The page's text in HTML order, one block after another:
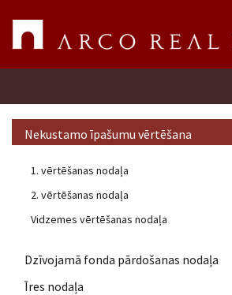
Novērtēt īpašumu
Pakalpojumi
Nekustamo īpašumu vērtēšana
1. vērtēšanas nodaļa
2. vērtēšanas nodaļa
Vidzemes vērtēšanas nodaļa
Dzīvojamā fonda pārdošanas nodaļa
Īres nodaļa